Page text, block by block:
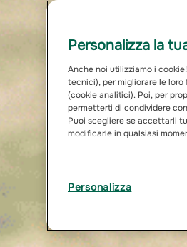
Personalizza la
Anche noi utilizziamo i
tecnici), per migliorare le
(cookie analitici). Poi, per
permetterti di condividere
Puoi scegliere se accettarli
modificarle in qualsiasi
Personalizza